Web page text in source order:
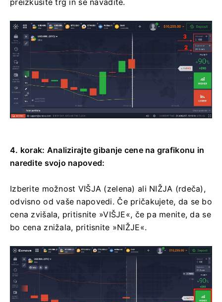
preizkusite trg in se navadite.
4. korak: Analizirajte gibanje cene na grafikonu in
naredite svojo napoved:
Izberite možnost VIŠJA (zelena) ali NIŽJA (rdeča),
odvisno od vaše napovedi. Če pričakujete, da se bo
cena zvišala, pritisnite »VIŠJE«, če pa menite, da se
bo cena znižala, pritisnite »NIŽJE«.